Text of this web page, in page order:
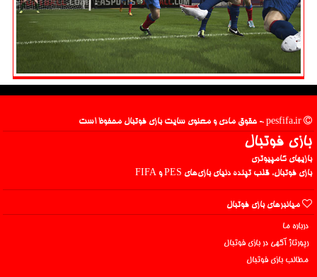
بازی فوتبال
بازیهای کامپیوتری
بازی فوتبال، قلب تپنده دنیای بازی‌های PES و FIFA
میانبرهای بازی فوتبال
درباره ما
رپورتاژ آگهی در بازی فوتبال
مطالب بازی فوتبال